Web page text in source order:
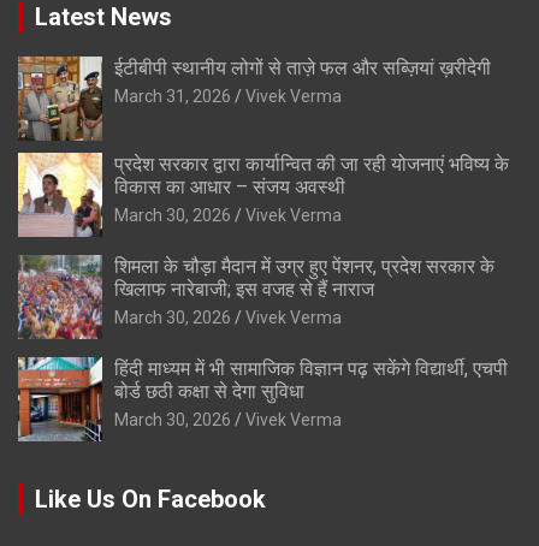
Latest News
ईटीबीपी स्थानीय लोगों से ताज़े फल और सब्ज़ियां ख़रीदेगी
March 31, 2026 Vivek Verma
प्रदेश सरकार द्वारा कार्यान्वित की जा रही योजनाएं भविष्य के
विकास का आधार – संजय अवस्थी
March 30, 2026 Vivek Verma
शिमला के चौड़ा मैदान में उग्र हुए पेंशनर, प्रदेश सरकार के
खिलाफ नारेबाजी; इस वजह से हैं नाराज
March 30, 2026 Vivek Verma
हिंदी माध्यम में भी सामाजिक विज्ञान पढ़ सकेंगे विद्यार्थी, एचपी
बोर्ड छठी कक्षा से देगा सुविधा
March 30, 2026 Vivek Verma
Like Us On Facebook